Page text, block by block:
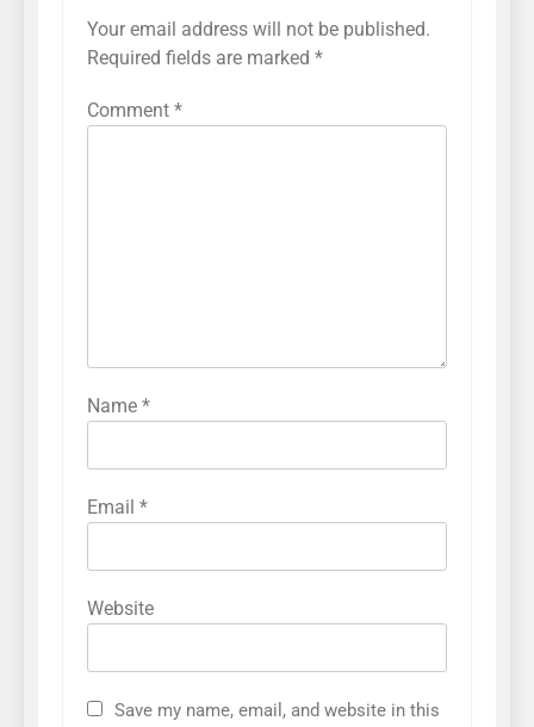
Your email address will not be published.
Required fields are marked *
Comment *
Name *
Email *
Website
Save my name, email, and website in this